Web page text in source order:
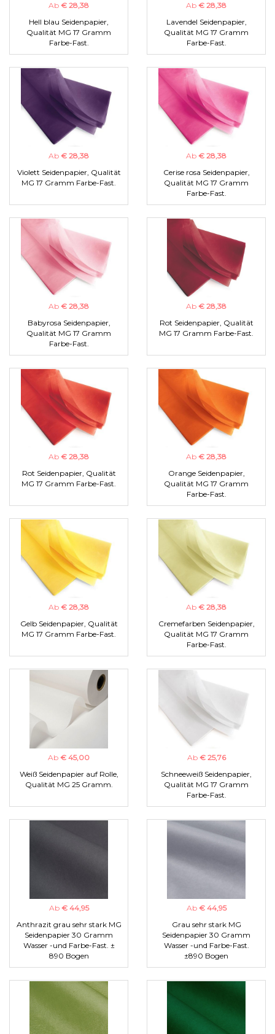
Ab € 28,38
Hell blau Seidenpapier,
Qualität MG 17 Gramm
Farbe-Fast.
Ab € 28,38
Lavendel Seidenpapier,
Qualität MG 17 Gramm
Farbe-Fast.
Ab € 28,38
Violett Seidenpapier, Qualität
MG 17 Gramm Farbe-Fast.
Ab € 28,38
Cerise rosa Seidenpapier,
Qualität MG 17 Gramm
Farbe-Fast.
Ab € 28,38
Babyrosa Seidenpapier,
Qualität MG 17 Gramm
Farbe-Fast.
Ab € 28,38
Rot Seidenpapier, Qualität
MG 17 Gramm Farbe-Fast.
Ab € 28,38
Rot Seidenpapier, Qualität
MG 17 Gramm Farbe-Fast.
Ab € 28,38
Orange Seidenpapier,
Qualität MG 17 Gramm
Farbe-Fast.
Ab € 28,38
Gelb Seidenpapier, Qualität
MG 17 Gramm Farbe-Fast.
Ab € 28,38
Cremefarben Seidenpapier,
Qualität MG 17 Gramm
Farbe-Fast.
Ab € 45,00
Weiß Seidenpapier auf Rolle,
Qualität MG 25 Gramm.
Ab € 25,76
Schneeweiß Seidenpapier,
Qualität MG 17 Gramm
Farbe-Fast.
Ab € 44,95
Anthrazit grau sehr stark MG
Seidenpapier 30 Gramm
Wasser -und Farbe-Fast. ±
890 Bogen
Ab € 44,95
Grau sehr stark MG
Seidenpapier 30 Gramm
Wasser -und Farbe-Fast.
±890 Bogen